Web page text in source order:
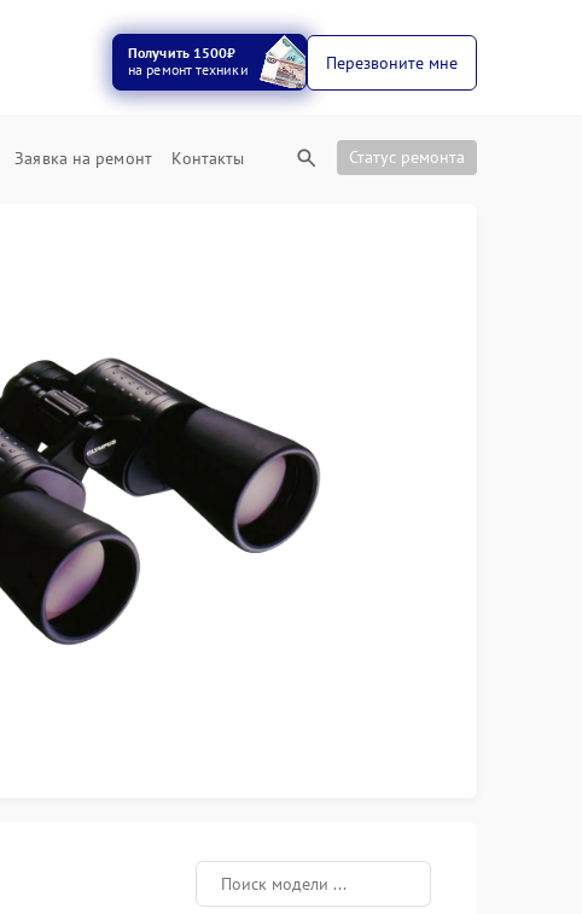
Получить 1500₽
на ремонт техники
Перезвоните мне
Заявка на ремонт Контакты Статус ремонта